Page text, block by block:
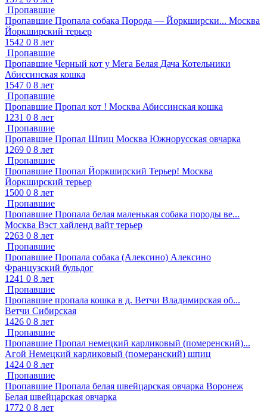
Пропавшие
Пропавшие Пропала собака Порода — Йоркширски... Москва
Йоркширский терьер
1542 0 8 лет
Пропавшие
Пропавшие Черный кот у Мега Белая Дача Котельники
Абиссинская кошка
1547 0 8 лет
Пропавшие
Пропавшие Пропал кот ! Москва Абиссинская кошка
1231 0 8 лет
Пропавшие
Пропавшие Пропал Шпиц Москва Южнорусская овчарка
1269 0 8 лет
Пропавшие
Пропавшие Пропал Йоркширский Терьер! Москва
Йоркширский терьер
1500 0 8 лет
Пропавшие
Пропавшие Пропала белая маленькая собака породы ве...
Москва Вэст хайленд вайт терьер
2263 0 8 лет
Пропавшие
Пропавшие Пропала собака (Алексино) Алексино
Французский бульдог
1241 0 8 лет
Пропавшие
Пропавшие пропала кошка в д. Ветчи Владимирская об...
Ветчи Сибирская
1426 0 8 лет
Пропавшие
Пропавшие Пропал немецкий карликовый (померенский)...
Агой Немецкий карликовый (померанский) шпиц
1424 0 8 лет
Пропавшие
Пропавшие Пропала белая швейцарская овчарка Воронеж
Белая швейцарская овчарка
1772 0 8 лет